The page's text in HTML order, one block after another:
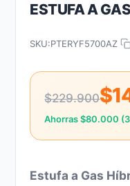
ESTUFA A
SKU:PTERYF5700AZ
$229.900
Ahorras $80.000
Estufa a Gas